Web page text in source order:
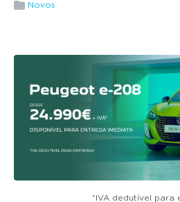
g
i
n
Novos
*IVA dedutível para